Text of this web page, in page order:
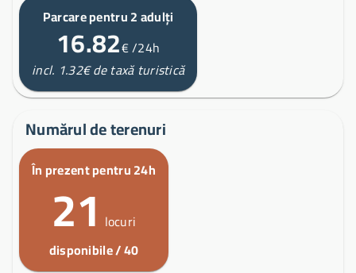
Parcare pentru 2 adulți
16.82€/24h
incl. 1.32€ de taxă turistică
Numărul de terenuri
În prezent pentru 24h
21 locuri
disponibile / 40